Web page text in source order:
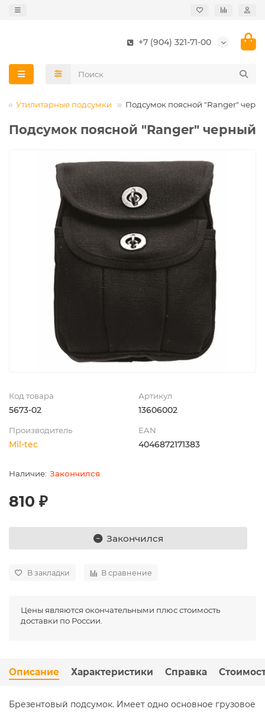
+7 (904) 321-71-00
Утилитарные подсумки Подсумок поясной "Ranger"
Подсумок поясной "Ranger" черный
Код товара
5673-02
Артикул
13606002
Производитель
Mil-tec
EAN
4046872171383
Закончился
810 ₽
Закончился
В закладки В сравнение
Цены являются окончательными плюс стоимость
доставки по России.
Описание Характеристики Справка
Брезентовый подсумок. Имеет одно основное грузовое